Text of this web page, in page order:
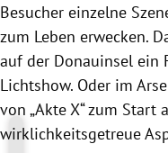
Besucher einzelne
zum Leben erwecken.
auf der Donauinsel ein
Lichtshow. Oder im
von „Akte X“ zum
wirklichkeitsgetreue